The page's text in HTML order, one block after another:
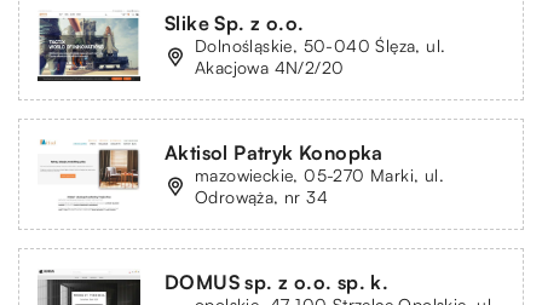
Slike Sp. z o.o.
Dolnośląskie, 50-040 Ślęza, ul.
Akacjowa 4N/2/20
Aktisol Patryk Konopka
mazowieckie, 05-270 Marki, ul.
Odrowąża, nr 34
DOMUS sp. z o.o. sp. k.